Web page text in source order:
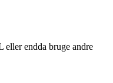
endda bruge andre